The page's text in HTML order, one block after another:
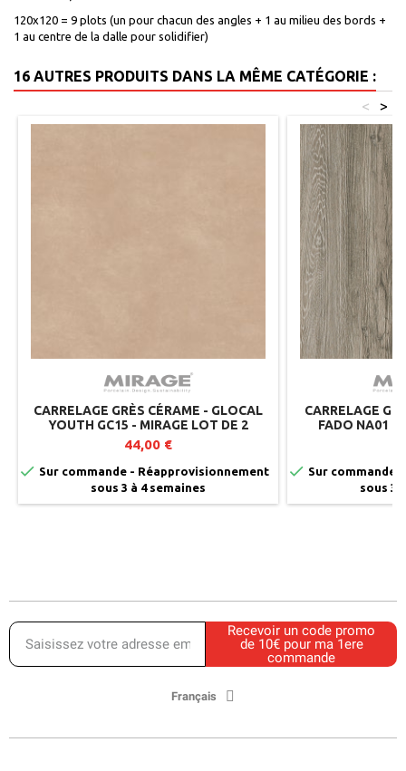
120x120 = 9 plots (un pour chacun des angles + 1 au milieu des bords +
1 au centre de la dalle pour solidifier)
16 AUTRES PRODUITS DANS LA MÊME CATÉGORIE :
>
<
CARRELAGE GRÈS CÉRAME - GLOCAL
YOUTH GC15 - MIRAGE LOT DE 2
44,00 €
 Sur commande - Réapprovisionnement
sous 3 à 4 semaines
CARRELAGE
FADO NA01 -
 Sur commande
sous 3
Recevoir un code promo
de 10€ pour ma 1ere
commande
Français